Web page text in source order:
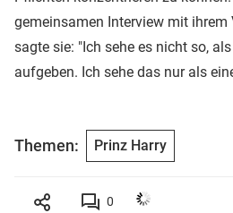
gemeinsamen Interview mit ihrem
sagte sie: "Ich sehe es nicht so,
aufgeben. Ich sehe das nur als
Themen: Prinz Harry
0